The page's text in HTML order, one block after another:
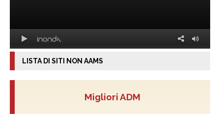
LISTA DI SITI NON AAMS
Migliori ADM